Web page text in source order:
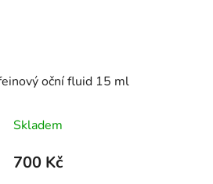
oční fluid 15 ml
Skladem
700 Kč